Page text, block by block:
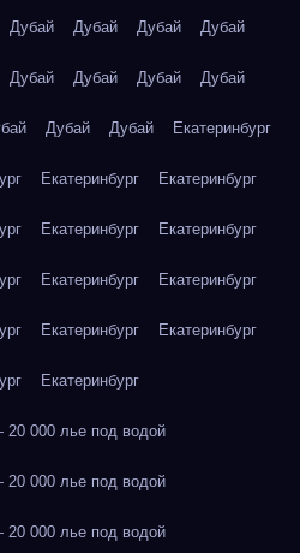
Дубай Дубай Дубай Дубай
Дубай Дубай Дубай Дубай
Дубай Дубай Екатеринбург
Екатеринбург Екатеринбург
Екатеринбург Екатеринбург
Екатеринбург Екатеринбург
Екатеринбург Екатеринбург
Екатеринбург
000 лье под водой
000 лье под водой
000 лье под водой